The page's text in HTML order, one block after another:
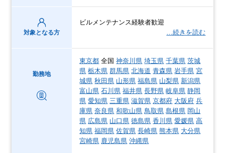
対象となる方
ビルメンテナンス経験者歓迎
…続きを読む
勤務地
東京都 全国神奈川県 埼玉県 千葉県 茨城
県 栃木県 群馬県 北海道 青森県 岩手県 宮
城県 秋田県 山形県 福島県 山梨県 新潟県
富山県 石川県 福井県 長野県 岐阜県 静岡
県 愛知県 三重県 滋賀県 京都府 大阪府 兵
庫県 奈良県 和歌山県 鳥取県 島根県 岡山
県 広島県 山口県 徳島県 香川県 愛媛県 高
知県 福岡県 佐賀県 長崎県 熊本県 大分県
宮崎県 鹿児島県 沖縄県